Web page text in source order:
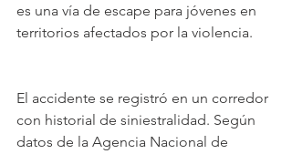
es una vía de escape para jóvenes en
territorios afectados por la violencia.
El accidente se registró en un corredor
con historial de siniestralidad. Según
datos de la Agencia Nacional de